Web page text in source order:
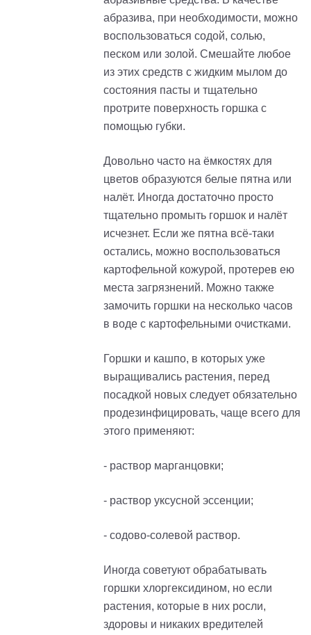
абразива, при необходимости, можно
воспользоваться содой, солью,
песком или золой. Смешайте любое
из этих средств с жидким мылом до
состояния пасты и тщательно
протрите поверхность горшка с
помощью губки.
Довольно часто на ёмкостях для
цветов образуются белые пятна или
налёт. Иногда достаточно просто
тщательно промыть горшок и налёт
исчезнет. Если же пятна всё-таки
остались, можно воспользоваться
картофельной кожурой, протерев ею
места загрязнений. Можно также
замочить горшки на несколько часов
в воде с картофельными очистками.
Горшки и кашпо, в которых уже
выращивались растения, перед
посадкой новых следует обязательно
продезинфицировать, чаще всего для
этого применяют:
- раствор марганцовки;
- раствор уксусной эссенции;
- содово-солевой раствор.
Иногда советуют обрабатывать
горшки хлоргексидином, но если
растения, которые в них росли,
здоровы и никаких вредителей